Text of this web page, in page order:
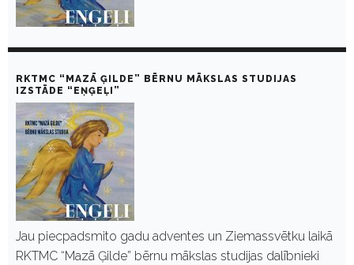
RKTMC “MAZĀ ĢILDE” BĒRNU MĀKSLAS STUDIJAS
IZSTĀDE “EŅĢEĻI”
Jau piecpadsmito gadu adventes un Ziemassvētku laikā
RKTMC “Mazā Ģilde” bērnu mākslas studijas dalībnieki